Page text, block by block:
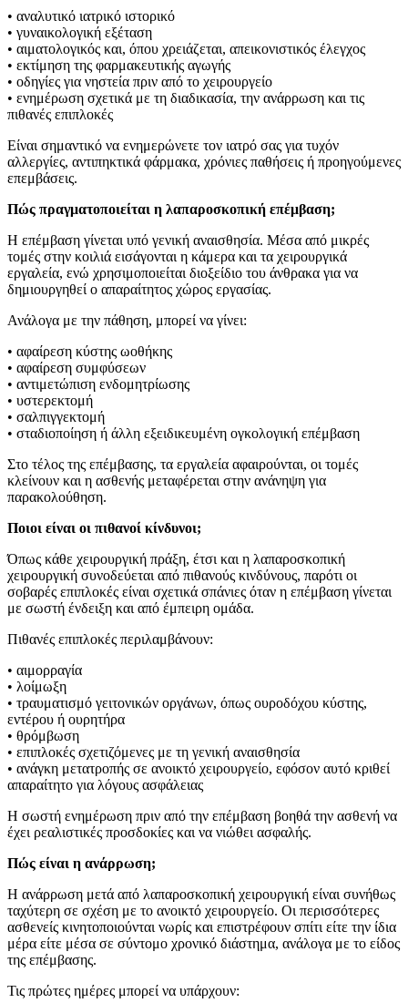
• αναλυτικό ιατρικό ιστορικό
• γυναικολογική εξέταση
• αιματολογικός και, όπου χρειάζεται, απεικονιστικός έλεγχος
• εκτίμηση της φαρμακευτικής αγωγής
• οδηγίες για νηστεία πριν από το χειρουργείο
• ενημέρωση σχετικά με τη διαδικασία, την ανάρρωση και τις
πιθανές επιπλοκές
Είναι σημαντικό να ενημερώνετε τον ιατρό σας για τυχόν
αλλεργίες, αντιπηκτικά φάρμακα, χρόνιες παθήσεις ή προηγούμενες
επεμβάσεις.
Πώς πραγματοποιείται η λαπαροσκοπική επέμβαση;
Η επέμβαση γίνεται υπό γενική αναισθησία. Μέσα από μικρές
τομές στην κοιλιά εισάγονται η κάμερα και τα χειρουργικά
εργαλεία, ενώ χρησιμοποιείται διοξείδιο του άνθρακα για να
δημιουργηθεί ο απαραίτητος χώρος εργασίας.
Ανάλογα με την πάθηση, μπορεί να γίνει:
• αφαίρεση κύστης ωοθήκης
• αφαίρεση συμφύσεων
• αντιμετώπιση ενδομητρίωσης
• υστερεκτομή
• σαλπιγγεκτομή
• σταδιοποίηση ή άλλη εξειδικευμένη ογκολογική επέμβαση
Στο τέλος της επέμβασης, τα εργαλεία αφαιρούνται, οι τομές
κλείνουν και η ασθενής μεταφέρεται στην ανάνηψη για
παρακολούθηση.
Ποιοι είναι οι πιθανοί κίνδυνοι;
Όπως κάθε χειρουργική πράξη, έτσι και η λαπαροσκοπική
χειρουργική συνοδεύεται από πιθανούς κινδύνους, παρότι οι
σοβαρές επιπλοκές είναι σχετικά σπάνιες όταν η επέμβαση γίνεται
με σωστή ένδειξη και από έμπειρη ομάδα.
Πιθανές επιπλοκές περιλαμβάνουν:
• αιμορραγία
• λοίμωξη
• τραυματισμό γειτονικών οργάνων, όπως ουροδόχου κύστης,
εντέρου ή ουρητήρα
• θρόμβωση
• επιπλοκές σχετιζόμενες με τη γενική αναισθησία
• ανάγκη μετατροπής σε ανοικτό χειρουργείο, εφόσον αυτό κριθεί
απαραίτητο για λόγους ασφάλειας
Η σωστή ενημέρωση πριν από την επέμβαση βοηθά την ασθενή να
έχει ρεαλιστικές προσδοκίες και να νιώθει ασφαλής.
Πώς είναι η ανάρρωση;
Η ανάρρωση μετά από λαπαροσκοπική χειρουργική είναι συνήθως
ταχύτερη σε σχέση με το ανοικτό χειρουργείο. Οι περισσότερες
ασθενείς κινητοποιούνται νωρίς και επιστρέφουν σπίτι είτε την ίδια
μέρα είτε μέσα σε σύντομο χρονικό διάστημα, ανάλογα με το είδος
της επέμβασης.
Τις πρώτες ημέρες μπορεί να υπάρχουν: